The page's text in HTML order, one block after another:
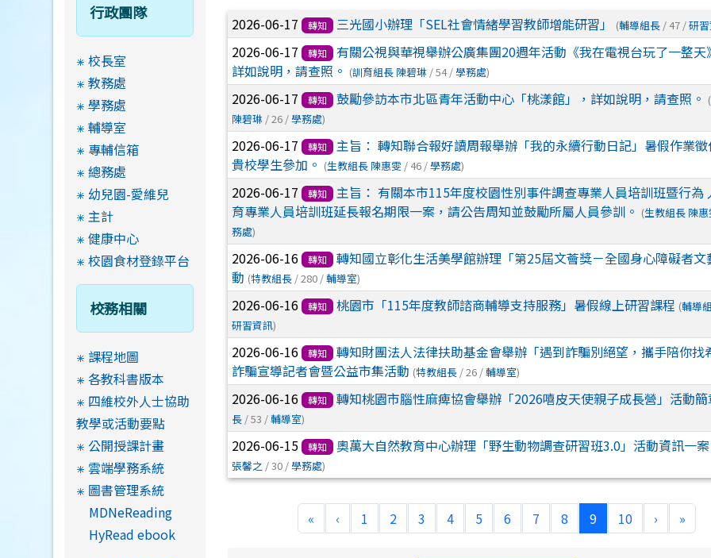
文章列表
2026-06-17 轉知 三光國小辦理「SEL社會情緒學習教師增能研習」 (輔導組長 / 47 /研
2026-06-17 轉知
有關公視與華視舉辦公廣集團20週年活動《我在電視台玩了一整天
詳如說明，請查照。 (訓育組長 陳碧琳 / 54 /學務處)
2026-06-17 轉知 鼓勵參訪本市北區青年活動中心「桃漾館」，詳如說明，請查照。 (
陳碧琳 / 26 /學務處)
2026-06-17 轉知
主旨： 轉知聯合報好讀周報舉辦「我的永續行動日記」暑假作業
貴校學生參加。 (生教組長 陳惠雯 / 46 /學務處)
2026-06-17 轉知
主旨： 有關本市115年度校園性別事件調查專業人員培訓班暨行為
育專業人員培訓班延長報名期限一案，請公告周知並鼓勵所屬人員參訓。 (生教組長 陳惠
務處)
2026-06-16 轉知
轉知國立彰化生活美學館辦理「第25屆文薈獎－全國身心障礙者文
動 (特教組長 / 280 /輔導室)
2026-06-16 轉知 桃園市「115年度教師諮商輔導支持服務」暑假線上研習課程 (輔導
研習資訊)
2026-06-16 轉知
轉知財團法人法律扶助基金會舉辦「遇到詐騙別絕望，攜手陪你找
詐騙宣導記者會暨公益市集活動 (特教組長 / 26 /輔導室)
2026-06-16 轉知 轉知桃園市腦性麻痺協會舉辦「2026嘻皮天使親子成長營」活動簡
長 / 53 /輔導室)
2026-06-15 轉知 奧萬大自然教育中心辦理「野生動物調查研習班3.0」活動資訊一案
張馨之 / 30 /學務處)
« ‹ 1 2 3 4 5 6 7 8 9(current)
10 › »
行政團隊
校長室
教務處
學務處
輔導室
專輔信箱
總務處
幼兒園-愛維兒
主計
健康中心
校園食材登錄平台
校務相關
課程地圖
各教科書版本
四維校外人士協助
教學或活動要點
公開授課計畫
雲端學務系統
圖書管理系統
MDNeReading
HyRead ebook